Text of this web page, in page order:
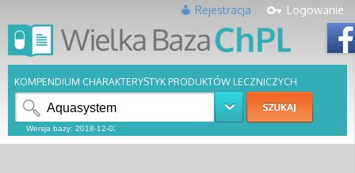
Logowanie
Rejestracja
KOMPENDIUM CHARAKTERYSTYK PRODUKTÓW LECZNICZYCH